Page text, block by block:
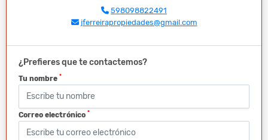
598098822491
jferreirapropiedades@gmail.com
¿Prefieres que te contactemos?
Tu nombre *
Correo electrónico *